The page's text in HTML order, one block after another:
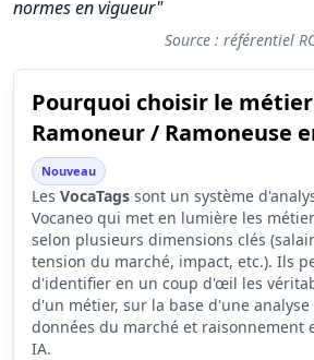
normes en vigueur"
Source : référentiel
Pourquoi choisir le
Ramoneur / Ramoneuse
Nouveau
Les VocaTags sont un système
Vocaneo qui met en lumière les
selon plusieurs dimensions clés
tension du marché, impact, etc.). Ils
d'identifier en un coup d'œil les
d'un métier, sur la base d'une
données du marché et raisonnement
IA.
Synthèse des scores du métier
Indicateur
Attractivité globale
Tension du marché
6.0
Salaire
1.9
Conditions de travail
4.6